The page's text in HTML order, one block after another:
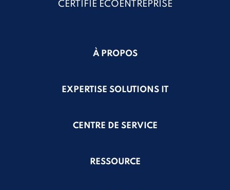
CERTIFIÉ ECOENTREPRISE
À PROPOS
EXPERTISE SOLUTIONS IT
CENTRE DE SERVICE
RESSOURCE